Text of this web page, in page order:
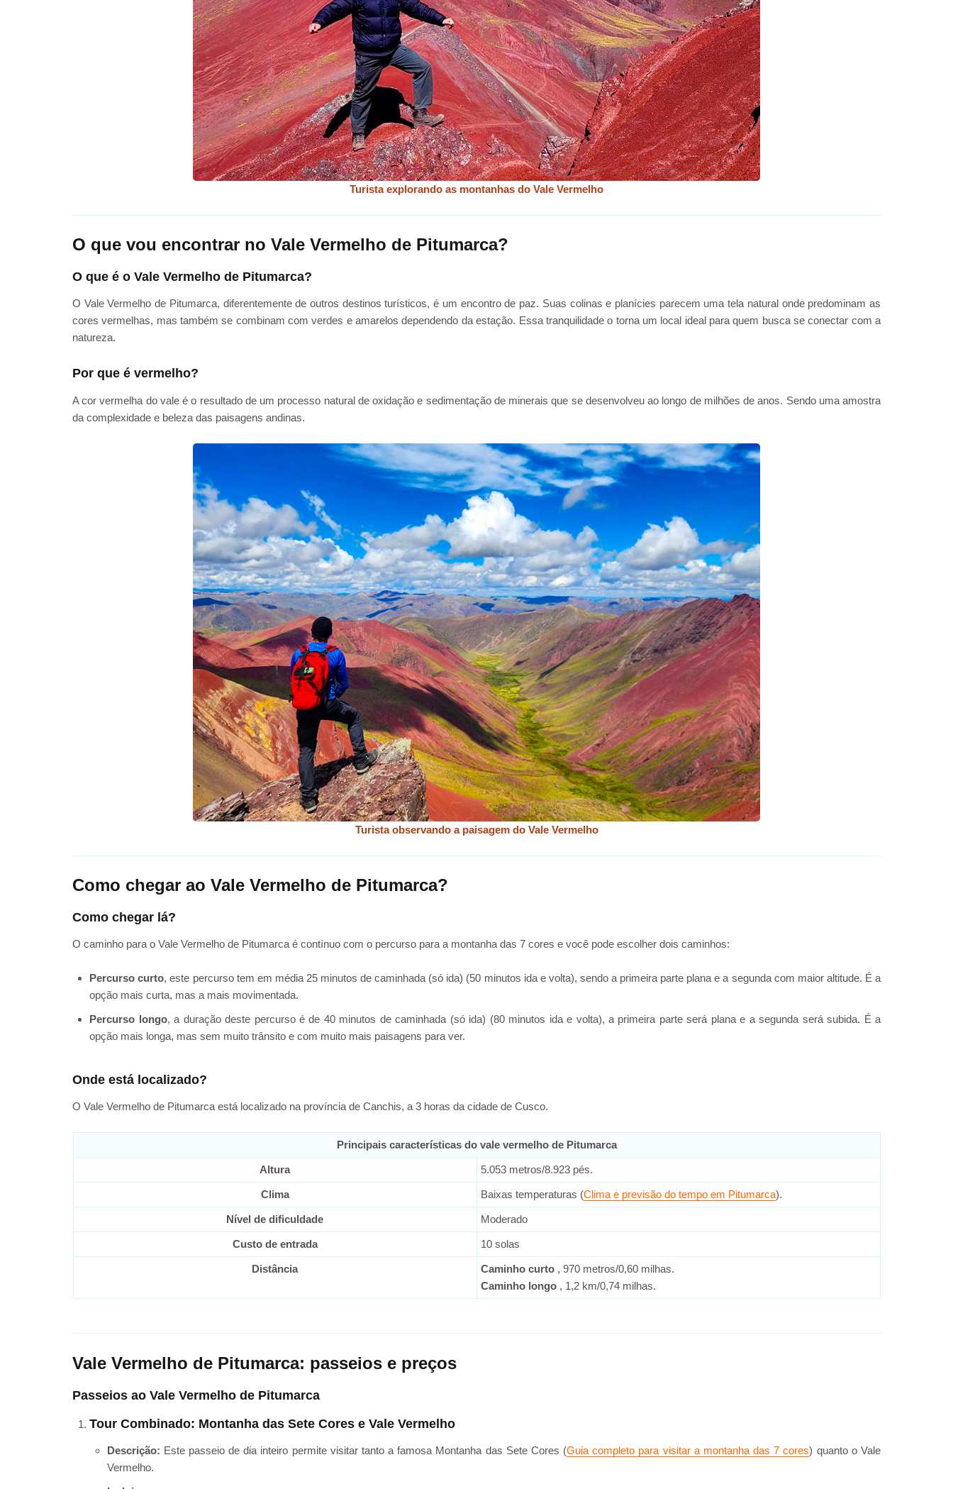
Turista explorando as montanhas do Vale Vermelho
O que vou encontrar no Vale Vermelho de Pitumarca?
O que é o Vale Vermelho de Pitumarca?
O Vale Vermelho de Pitumarca, diferentemente de outros destinos turísticos, é um encontro de paz. Suas colinas e planícies parecem uma tela natural onde predominam as
cores vermelhas, mas também se combinam com verdes e amarelos dependendo da estação. Essa tranquilidade o torna um local ideal para quem busca se conectar com a
natureza.
Por que é vermelho?
A cor vermelha do vale é o resultado de um processo natural de oxidação e sedimentação de minerais que se desenvolveu ao longo de milhões de anos. Sendo uma amostra
da complexidade e beleza das paisagens andinas.
Turista observando a paisagem do Vale Vermelho
Como chegar ao Vale Vermelho de Pitumarca?
Como chegar lá?
O caminho para o Vale Vermelho de Pitumarca é contínuo com o percurso para a montanha das 7 cores e você pode escolher dois caminhos:
Percurso curto, este percurso tem em média 25 minutos de caminhada (só ida) (50 minutos ida e volta), sendo a primeira parte plana e a segunda com maior altitude. É a
opção mais curta, mas a mais movimentada.
Percurso longo, a duração deste percurso é de 40 minutos de caminhada (só ida) (80 minutos ida e volta), a primeira parte será plana e a segunda será subida. É a
opção mais longa, mas sem muito trânsito e com muito mais paisagens para ver.
Onde está localizado?
O Vale Vermelho de Pitumarca está localizado na província de Canchis, a 3 horas da cidade de Cusco.
Principais características do vale vermelho de Pitumarca
Altura 5.053 metros/8.923 pés.
Clima Baixas temperaturas (Clima e previsão do tempo em Pitumarca).
Nível de dificuldade Moderado
Custo de entrada 10 solas
Distância Caminho curto, 970 metros/0,60 milhas.
Caminho longo, 1,2 km/0,74 milhas.
Vale Vermelho de Pitumarca: passeios e preços
Passeios ao Vale Vermelho de Pitumarca
Tour Combinado: Montanha das Sete Cores e Vale Vermelho
Descrição: Este passeio de dia inteiro permite visitar tanto a famosa Montanha das Sete Cores (Guia completo para visitar a montanha das 7 cores) quanto o Vale
Vermelho.